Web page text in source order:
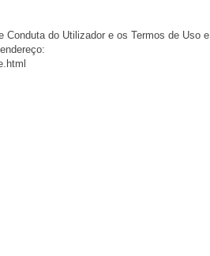
do Utilizador e os Termos de Uso e